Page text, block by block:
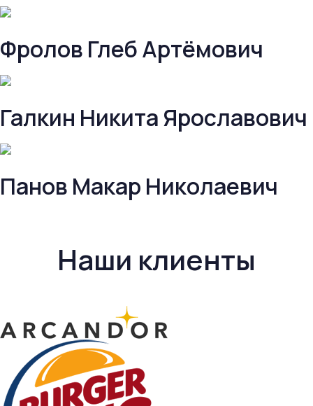
Фролов Глеб Артёмович
Галкин Никита Ярославович
Панов Макар Николаевич
Наши клиенты